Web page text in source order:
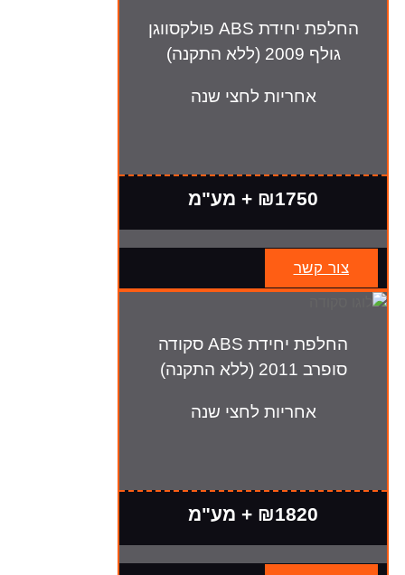
החלפת יחידת ABS פולקסווגן
גולף 2009 (ללא התקנה)
אחריות לחצי שנה
₪1750 + מע"מ
צור קשר
החלפת יחידת ABS סקודה
סופרב 2011 (ללא התקנה)
אחריות לחצי שנה
₪1820 + מע"מ